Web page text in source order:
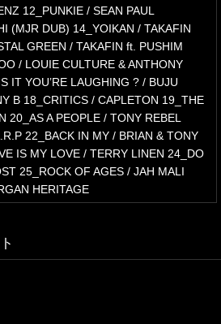
12_PUNKIE / SEAN PAUL
(MJR DUB) 14_YOIKAN / TAKAFIN
GREEN / TAKAFIN ft. PUSHIM
/ LOUIE CULTURE & ANTHONY
IT YOU’RE LAUGHING ? / BUJU
B 18_CRITICS / CAPLETON 19_THE
20_AS A PEOPLE / TONY REBEL
22_BACK IN MY / BRIAN & TONY
IS MY LOVE / TERRY LINEN 24_DO
25_ROCK OF AGES / JAH MALI
HERITAGE